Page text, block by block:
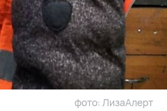
фото: ЛизаАлерт